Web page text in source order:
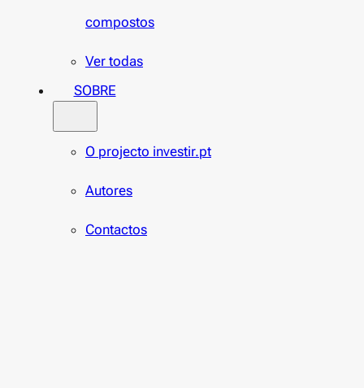
compostos
Ver todas
SOBRE
O projecto investir.pt
Autores
Contactos